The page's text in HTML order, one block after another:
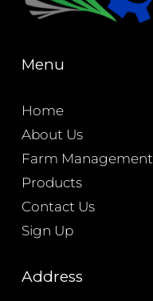
Menu
Home
About Us
Farm Management
Products
Contact Us
Sign Up
Address